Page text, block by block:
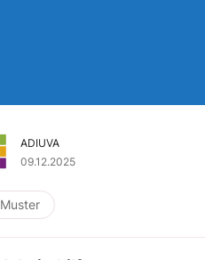
ADIUVA
09.12.2025
Muster